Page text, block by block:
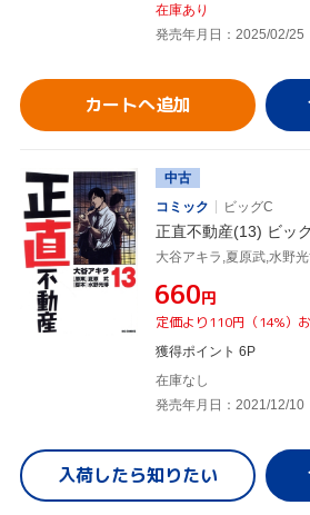
在庫あり
発売年月日：2025/02/25
カートへ追加
中古
コミック
ビッグC
正直不動産(13) ビッ
大谷アキラ,夏原武,水野
¥660円
定価より110円（14%）
獲得ポイント 6P
在庫なし
発売年月日：2021/12/10
入荷したら知りたい